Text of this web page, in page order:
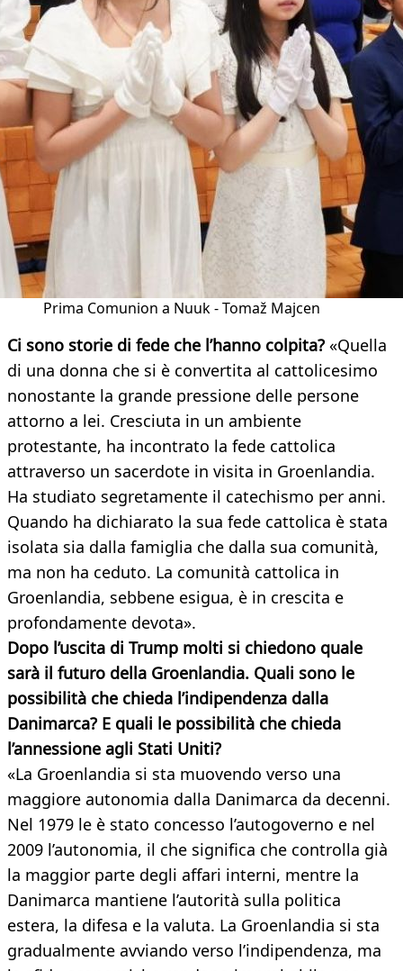
Prima Comunion a Nuuk - Tomaž Majcen
Ci sono storie di fede che l’hanno colpita? «Quella
di una donna che si è convertita al cattolicesimo
nonostante la grande pressione delle persone
attorno a lei. Cresciuta in un ambiente
protestante, ha incontrato la fede cattolica
attraverso un sacerdote in visita in Groenlandia.
Ha studiato segretamente il catechismo per anni.
Quando ha dichiarato la sua fede cattolica è stata
isolata sia dalla famiglia che dalla sua comunità,
ma non ha ceduto. La comunità cattolica in
Groenlandia, sebbene esigua, è in crescita e
profondamente devota».
Dopo l’uscita di Trump molti si chiedono quale
sarà il futuro della Groenlandia. Quali sono le
possibilità che chieda l’indipendenza dalla
Danimarca? E quali le possibilità che chieda
l’annessione agli Stati Uniti?
«La Groenlandia si sta muovendo verso una
maggiore autonomia dalla Danimarca da decenni.
Nel 1979 le è stato concesso l’autogoverno e nel
2009 l’autonomia, il che significa che controlla già
la maggior parte degli affari interni, mentre la
Danimarca mantiene l’autorità sulla politica
estera, la difesa e la valuta. La Groenlandia si sta
gradualmente avviando verso l’indipendenza, ma